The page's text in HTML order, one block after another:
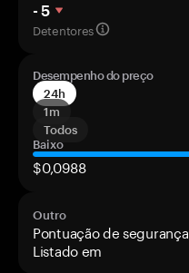
- 5
Detentores
Desempenho do preço
24h
1m
Todos
Baixo
$0,0988
Outro
Pontuação de segurança
Listado em